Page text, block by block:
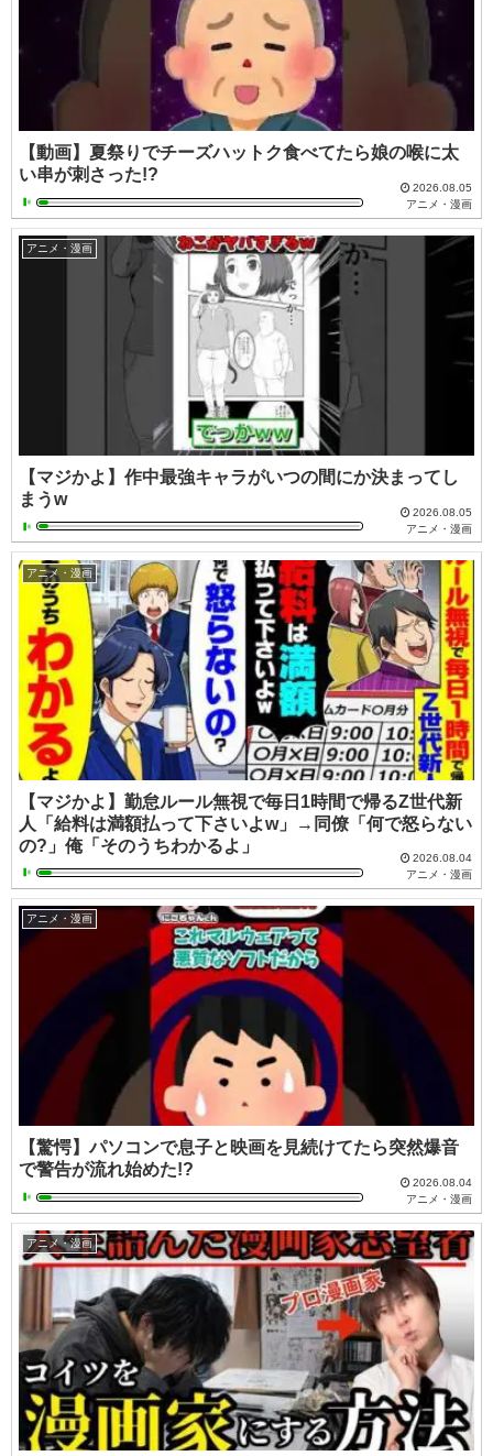
【動画】夏祭りでチーズハットク食べてたら娘の喉に太
い串が刺さった!?
2026.08.05
アニメ・漫画
アニメ・漫画
【マジかよ】作中最強キャラがいつの間にか決まってし
まうw
2026.08.05
アニメ・漫画
アニメ・漫画
【マジかよ】勤怠ルール無視で毎日1時間で帰るZ世代新
人「給料は満額払って下さいよw」→同僚「何で怒らない
の?」俺「そのうちわかるよ」
2026.08.04
アニメ・漫画
アニメ・漫画
【驚愕】パソコンで息子と映画を見続けてたら突然爆音
で警告が流れ始めた!?
2026.08.04
アニメ・漫画
アニメ・漫画